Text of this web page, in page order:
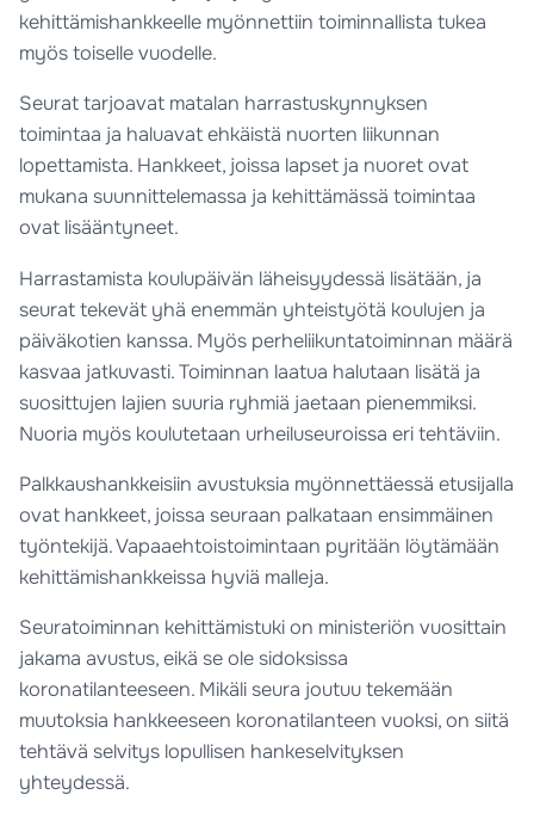
kehittämishankkeelle myönnettiin toiminnallista tukea
myös toiselle vuodelle.
Seurat tarjoavat matalan harrastuskynnyksen
toimintaa ja haluavat ehkäistä nuorten liikunnan
lopettamista. Hankkeet, joissa lapset ja nuoret ovat
mukana suunnittelemassa ja kehittämässä toimintaa
ovat lisääntyneet.
Harrastamista koulupäivän läheisyydessä lisätään, ja
seurat tekevät yhä enemmän yhteistyötä koulujen ja
päiväkotien kanssa. Myös perheliikuntatoiminnan määrä
kasvaa jatkuvasti. Toiminnan laatua halutaan lisätä ja
suosittujen lajien suuria ryhmiä jaetaan pienemmiksi.
Nuoria myös koulutetaan urheiluseuroissa eri tehtäviin.
Palkkaushankkeisiin avustuksia myönnettäessä etusijalla
ovat hankkeet, joissa seuraan palkataan ensimmäinen
työntekijä. Vapaaehtoistoimintaan pyritään löytämään
kehittämishankkeissa hyviä malleja.
Seuratoiminnan kehittämistuki on ministeriön vuosittain
jakama avustus, eikä se ole sidoksissa
koronatilanteeseen. Mikäli seura joutuu tekemään
muutoksia hankkeeseen koronatilanteen vuoksi, on siitä
tehtävä selvitys lopullisen hankeselvityksen
yhteydessä.